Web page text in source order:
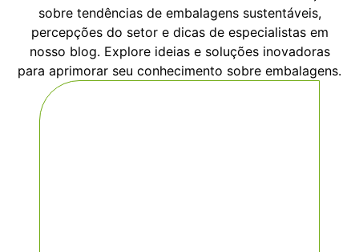
sobre tendências de embalagens sustentáveis,
percepções do setor e dicas de especialistas em
nosso blog. Explore ideias e soluções inovadoras
para aprimorar seu conhecimento sobre embalagens.